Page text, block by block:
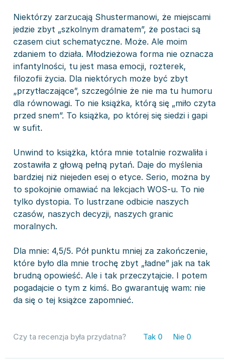
Niektórzy zarzucają Shustermanowi, że miejscami
jedzie zbyt „szkolnym dramatem”, że postaci są
czasem ciut schematyczne. Może. Ale moim
zdaniem to działa. Młodzieżowa forma nie oznacza
infantylności, tu jest masa emocji, rozterek,
filozofii życia. Dla niektórych może być zbyt
„przytłaczające”, szczególnie że nie ma tu humoru
dla równowagi. To nie książka, którą się „miło czyta
przed snem”. To książka, po której się siedzi i gapi
w sufit.
Unwind to książka, która mnie totalnie rozwaliła i
zostawiła z głową pełną pytań. Daje do myślenia
bardziej niż niejeden esej o etyce. Serio, można by
to spokojnie omawiać na lekcjach WOS-u. To nie
tylko dystopia. To lustrzane odbicie naszych
czasów, naszych decyzji, naszych granic
moralnych.
Dla mnie: 4,5/5. Pół punktu mniej za zakończenie,
które było dla mnie trochę zbyt „ładne” jak na tak
brudną opowieść. Ale i tak przeczytajcie. I potem
pogadajcie o tym z kimś. Bo gwarantuję wam: nie
da się o tej książce zapomnieć.
Czy ta recenzja była przydatna? Tak 0 Nie 0